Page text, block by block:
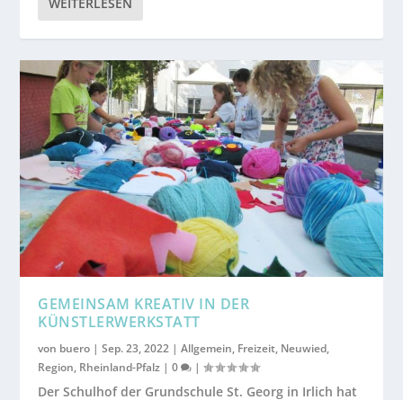
GEMEINSAM KREATIV IN DER
KÜNSTLERWERKSTATT
von buero |Sep. 23, 2022 |Allgemein, Freizeit, Neuwied,
Region, Rheinland-Pfalz |0 |
Der Schulhof der Grundschule St. Georg in Irlich hat